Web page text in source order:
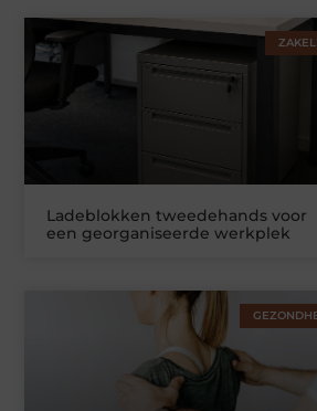
Ladeblokken tweedehands voor
een georganiseerde werkplek